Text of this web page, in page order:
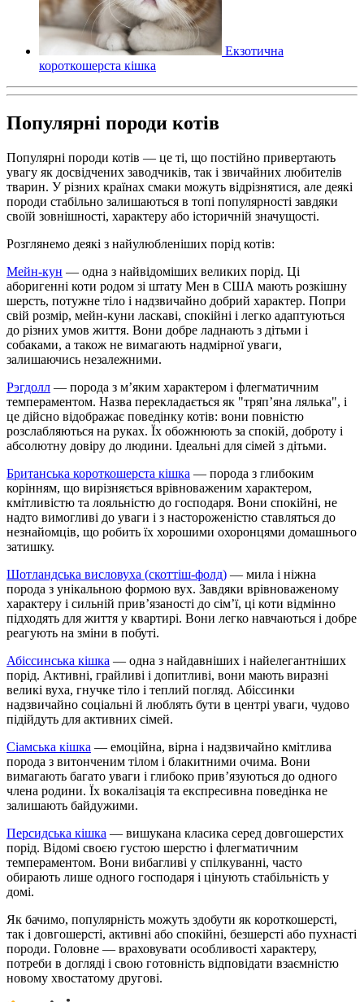
Екзотична
короткошерста кішка
Популярні породи котів
Популярні породи котів — це ті, що постійно привертають
увагу як досвідчених заводчиків, так і звичайних любителів
тварин. У різних країнах смаки можуть відрізнятися, але деякі
породи стабільно залишаються в топі популярності завдяки
своїй зовнішності, характеру або історичній значущості.
Розглянемо деякі з найулюбленіших порід котів:
Мейн-кун — одна з найвідоміших великих порід. Ці
аборигенні коти родом зі штату Мен в США мають розкішну
шерсть, потужне тіло і надзвичайно добрий характер. Попри
свій розмір, мейн-куни ласкаві, спокійні і легко адаптуються
до різних умов життя. Вони добре ладнають з дітьми і
собаками, а також не вимагають надмірної уваги,
залишаючись незалежними.
Рэгдолл — порода з м’яким характером і флегматичним
темпераментом. Назва перекладається як "тряп’яна лялька", і
це дійсно відображає поведінку котів: вони повністю
розслабляються на руках. Їх обожнюють за спокій, доброту і
абсолютну довіру до людини. Ідеальні для сімей з дітьми.
Британська короткошерста кішка — порода з глибоким
корінням, що вирізняється врівноваженим характером,
кмітливістю та лояльністю до господаря. Вони спокійні, не
надто вимогливі до уваги і з настороженістю ставляться до
незнайомців, що робить їх хорошими охоронцями домашнього
затишку.
Шотландська висловуха (скоттіш-фолд) — мила і ніжна
порода з унікальною формою вух. Завдяки врівноваженому
характеру і сильній прив’язаності до сім’ї, ці коти відмінно
підходять для життя у квартирі. Вони легко навчаються і добре
реагують на зміни в побуті.
Абіссинська кішка — одна з найдавніших і найелегантніших
порід. Активні, грайливі і допитливі, вони мають виразні
великі вуха, гнучке тіло і теплий погляд. Абіссинки
надзвичайно соціальні й люблять бути в центрі уваги, чудово
підійдуть для активних сімей.
Сіамська кішка — емоційна, вірна і надзвичайно кмітлива
порода з витонченим тілом і блакитними очима. Вони
вимагають багато уваги і глибоко прив’язуються до одного
члена родини. Їх вокалізація та експресивна поведінка не
залишають байдужими.
Персидська кішка — вишукана класика серед довгошерстих
порід. Відомі своєю густою шерстю і флегматичним
темпераментом. Вони вибагливі у спілкуванні, часто
обирають лише одного господаря і цінують стабільність у
домі.
Як бачимо, популярність можуть здобути як короткошерсті,
так і довгошерсті, активні або спокійні, безшерсті або пухнасті
породи. Головне — враховувати особливості характеру,
потреби в догляді і свою готовність відповідати взаємністю
новому хвостатому другові.